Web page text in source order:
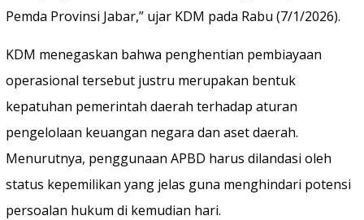
Pemda Provinsi Jabar,” ujar KDM pada Rabu (7/1/2026).
KDM menegaskan bahwa penghentian pembiayaan
operasional tersebut justru merupakan bentuk
kepatuhan pemerintah daerah terhadap aturan
pengelolaan keuangan negara dan aset daerah.
Menurutnya, penggunaan APBD harus dilandasi oleh
status kepemilikan yang jelas guna menghindari potensi
persoalan hukum di kemudian hari.